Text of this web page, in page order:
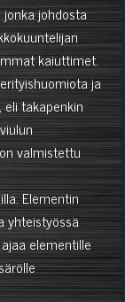
johdosta
kaiuttimet.
ja
takapenkin
valmistettu
Elementin
yhteistyössä
elementille